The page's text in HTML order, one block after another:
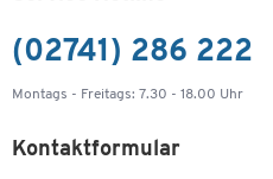
(02741) 286 222
Montags - Freitags: 7.30 - 18.00 Uhr
Kontaktformular